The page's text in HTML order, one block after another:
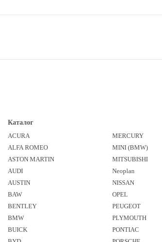
Каталог
ACURA
ALFA ROMEO
ASTON MARTIN
AUDI
AUSTIN
BAW
BENTLEY
BMW
BUICK
MERCURY
MINI (BMW)
MITSUBISHI
Neoplan
NISSAN
OPEL
PEUGEOT
PLYMOUTH
PONTIAC